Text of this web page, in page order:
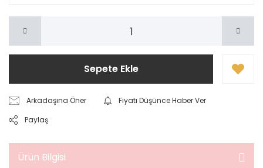
Sepete Ekle
Arkadaşına Öner
Fiyatı Düşünce Haber Ver
Paylaş
Ürün Bilgisi